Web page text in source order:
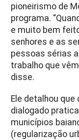
pioneirismo de
programa.
e muito bem
senhores e as
pessoas sérias
trabalho que
disse.
Ele detalhou
dialogado
municípios
(regularização